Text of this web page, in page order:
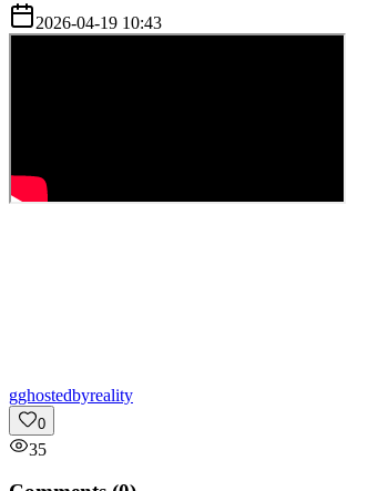
2026-04-19 10:43
gghostedbyreality
0
35